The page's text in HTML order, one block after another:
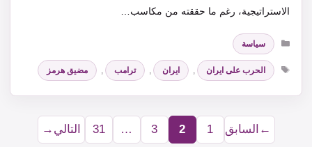
الاستراتيجية، رغم ما حققته من مكاسب…
التصنيفات
سياسة
الوسوم
الحرب على ايران , ايران , ترامب , مضيق هرمز
← السابق
Page
1
Page
2
Page
3
…
Page
31 التالي →